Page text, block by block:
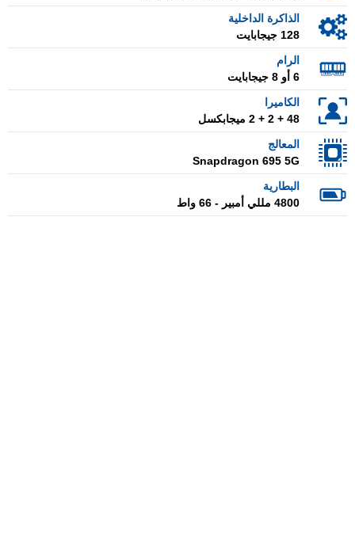
الذاكرة الداخلية
128 جيجابايت
الرام
6 أو 8 جيجابايت
الكاميرا
48 + 2 + 2 ميجابكسل
المعالج
Snapdragon 695 5G
البطارية
4800 مللي أمبير - 66 واط